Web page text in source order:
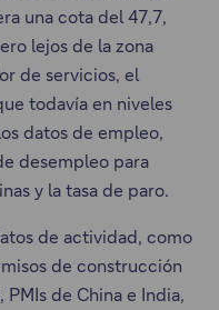
una cota del 47,7,
lejos de la zona
de servicios, el
todavía en niveles
datos de empleo,
desempleo para
y la tasa de paro.
de actividad, como
de construcción
de China e India,